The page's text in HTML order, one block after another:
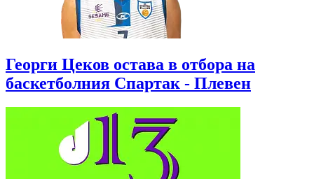
Георги Цеков остава в отбора на
баскетболния Спартак - Плевен